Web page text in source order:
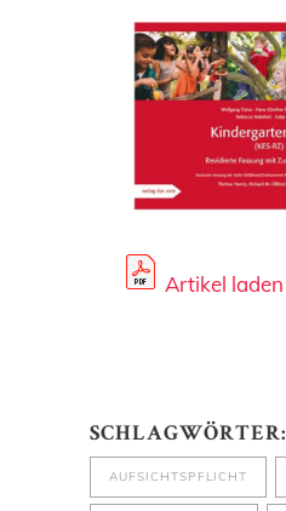
Artikel laden
SCHLAGWÖRTER:
AUFSICHTSPFLICHT